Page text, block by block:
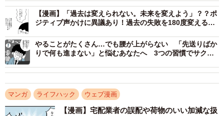
そして左側には「どーにもできないこと」、右側には「ど
ーにかできること」と書き、悩みを書き分ける方法を提案
しました。頭の中だけで考えていると漠然としていた悩み
も、書き出して整理することで、「これは考えても仕方な
い」「これは行動できる」と明確になります。
【漫画】「過去は変えられない。未来を変えよう」？？ポ
ジティブ声かけに異議あり！過去の失敗を180度変える発
やることがたくさん…でも腰が上がらない 「先送りばか
りで何も進まない」と悩むあなたへ 3つの習慣でサクサ
マンガ ライフハック ウェブ漫画
【漫画】宅配業者の誤配や荷物のいい加減な扱